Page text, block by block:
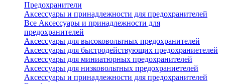
Предохранители
Аксессуары и принадлежности для предохранителей
Все Аксессуары и принадлежности для
предохранителей
Аксессуары для высоковольтных предохранителей
Аксессуары для быстродействующих предохраниетелей
Аксессуары для миниатюрных предохранителей
Аксессуары для низковольтных предохраниетелей
Аксессуары и принадлежности для предохранителей